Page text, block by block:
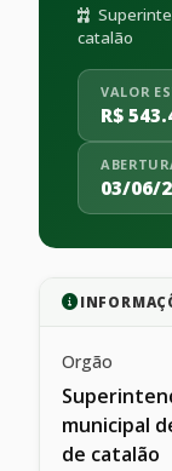
catalão
VALOR
R$
03/06/
Orgão
municipal
de catalão